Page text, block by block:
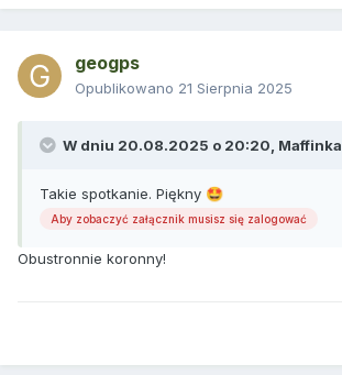
geogps
Opublikowano 21 Sierpnia 2025
W dniu 20.08.2025 o 20:20, Maffinka
Takie spotkanie. Piękny 🤩
Aby zobaczyć załącznik musisz się zalogować
Obustronnie koronny!